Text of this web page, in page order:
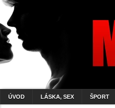
ÚVOD LÁSKA, SEX ŠPORT